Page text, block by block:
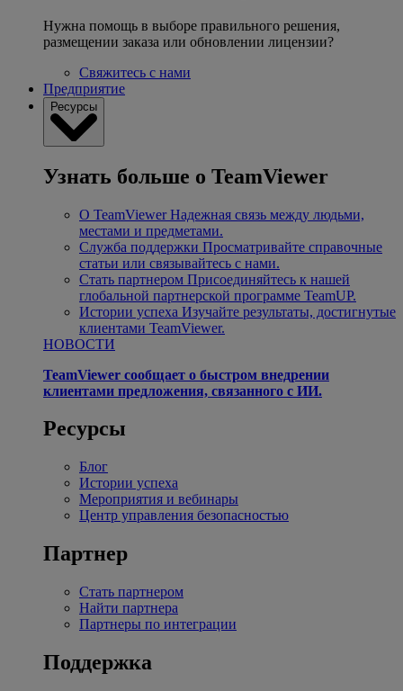
Нужна помощь в выборе правильного решения,
размещении заказа или обновлении лицензии?
Свяжитесь с нами
Предприятие
Ресурсы
Узнать больше о TeamViewer
О TeamViewer Надежная связь между людьми,
местами и предметами.
Служба поддержки Просматривайте справочные
статьи или связывайтесь с нами.
Стать партнером Присоединяйтесь к нашей
глобальной партнерской программе TeamUP.
Истории успеха Изучайте результаты, достигнутые
клиентами TeamViewer.
НОВОСТИ
TeamViewer сообщает о быстром внедрении
клиентами предложения, связанного с ИИ.
Ресурсы
Блог
Истории успеха
Мероприятия и вебинары
Центр управления безопасностью
Партнер
Стать партнером
Найти партнера
Партнеры по интеграции
Поддержка